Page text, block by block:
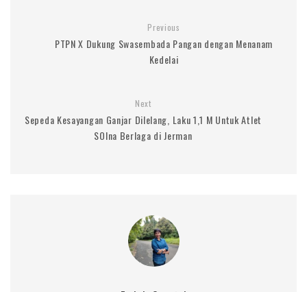
Previous
PTPN X Dukung Swasembada Pangan dengan Menanam
Kedelai
Next
Sepeda Kesayangan Ganjar Dilelang, Laku 1,1 M Untuk Atlet
SOIna Berlaga di Jerman